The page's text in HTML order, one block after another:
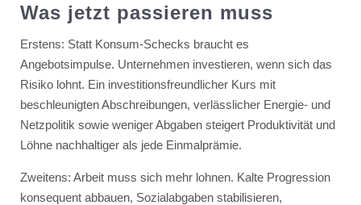
Was jetzt passieren muss
Erstens: Statt Konsum-Schecks braucht es
Angebotsimpulse. Unternehmen investieren, wenn sich das
Risiko lohnt. Ein investitionsfreundlicher Kurs mit
beschleunigten Abschreibungen, verlässlicher Energie- und
Netzpolitik sowie weniger Abgaben steigert Produktivität und
Löhne nachhaltiger als jede Einmalprämie.
Zweitens: Arbeit muss sich mehr lohnen. Kalte Progression
konsequent abbauen, Sozialabgaben stabilisieren,